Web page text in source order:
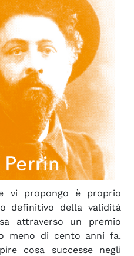
vi propongo è proprio
definitivo della validità
attraverso un premio
meno di cento anni fa.
cosa successe negli